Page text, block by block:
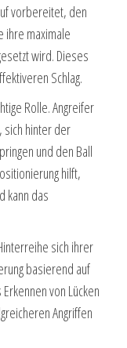
vorbereitet, den
ihre maximale
wird. Dieses
Schlag.
Rolle. Angreifer
sich hinter der
und den Ball
hilft,
kann das
sich ihrer
basierend auf
von Lücken
Angriffen